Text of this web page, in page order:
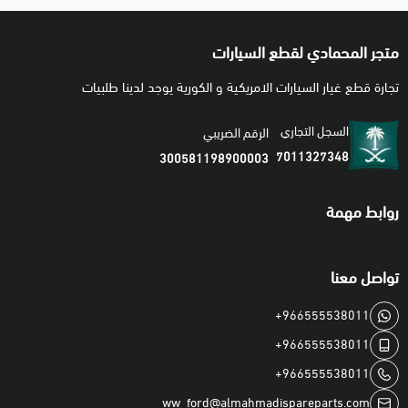
متجر المحمادي لقطع السيارات
تجارة قطع غيار السيارات الامريكية و الكورية يوجد لدينا طلبيات
السجل التجاري
7011327348
الرقم الضريبي
300581198900003
روابط مهمة
تواصل معنا
+966555538011
+966555538011
+966555538011
ww_ford@almahmadispareparts.com